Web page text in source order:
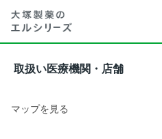
取扱い医療機関・店舗
マップを見る